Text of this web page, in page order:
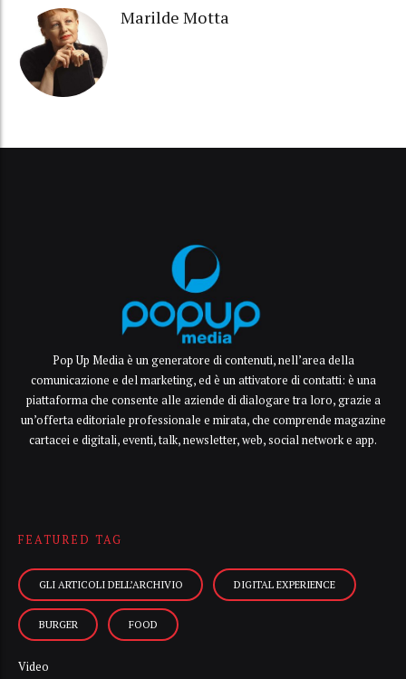
Marilde Motta
Pop Up Media è un generatore di contenuti, nell’area della
comunicazione e del marketing, ed è un attivatore di contatti: è una
piattaforma che consente alle aziende di dialogare tra loro, grazie a
un’offerta editoriale professionale e mirata, che comprende magazine
cartacei e digitali, eventi, talk, newsletter, web, social network e app.
FEATURED TAG
GLI ARTICOLI DELL’ARCHIVIO DIGITAL EXPERIENCE
BURGER FOOD
Video